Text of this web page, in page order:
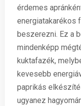
érdemes
energiatakarékos
beszerezni. Ez a
mindenképp
kuktafazék,
kevesebb
paprikás
ugyanez